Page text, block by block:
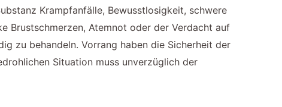
Krampfanfälle, Bewusstlosigkeit, schwere
Brustschmerzen, Atemnot oder der Verdacht auf
zu behandeln. Vorrang haben die Sicherheit der
Situation muss unverzüglich der